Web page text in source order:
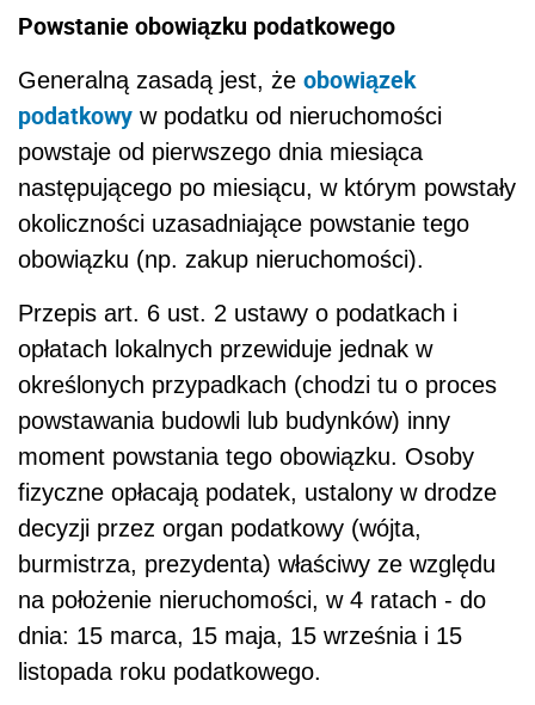
Powstanie obowiązku podatkowego
Generalną zasadą jest, że obowiązek
podatkowy w podatku od nieruchomości
powstaje od pierwszego dnia miesiąca
następującego po miesiącu, w którym powstały
okoliczności uzasadniające powstanie tego
obowiązku (np. zakup nieruchomości).
Przepis art. 6 ust. 2 ustawy o podatkach i
opłatach lokalnych przewiduje jednak w
określonych przypadkach (chodzi tu o proces
powstawania budowli lub budynków) inny
moment powstania tego obowiązku. Osoby
fizyczne opłacają podatek, ustalony w drodze
decyzji przez organ podatkowy (wójta,
burmistrza, prezydenta) właściwy ze względu
na położenie nieruchomości, w 4 ratach - do
dnia: 15 marca, 15 maja, 15 września i 15
listopada roku podatkowego.